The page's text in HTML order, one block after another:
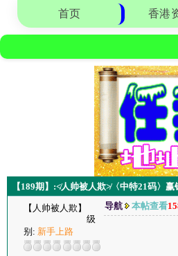
首页 香港
【189期】:≮人帅被人欺≯〈中特21码〉
【人帅被人欺】
级
别: 新手上路
导航 本帖查看